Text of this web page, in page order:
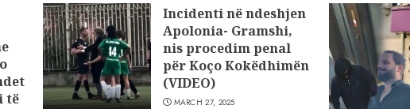
të
Incidenti në ndeshjen
Apolonia- Gramshi,
nis procedim penal
për Koço Kokëdhimën
(VIDEO)
MARCH 27, 2025